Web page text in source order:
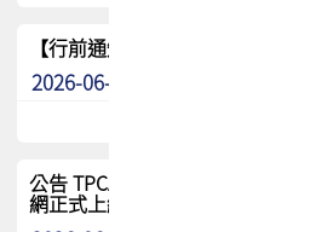
【行前通知】8/15(六) 2026 TPCA
2026-06-29
公告 TPCA 台灣電路板協會官網將
網正式上線！